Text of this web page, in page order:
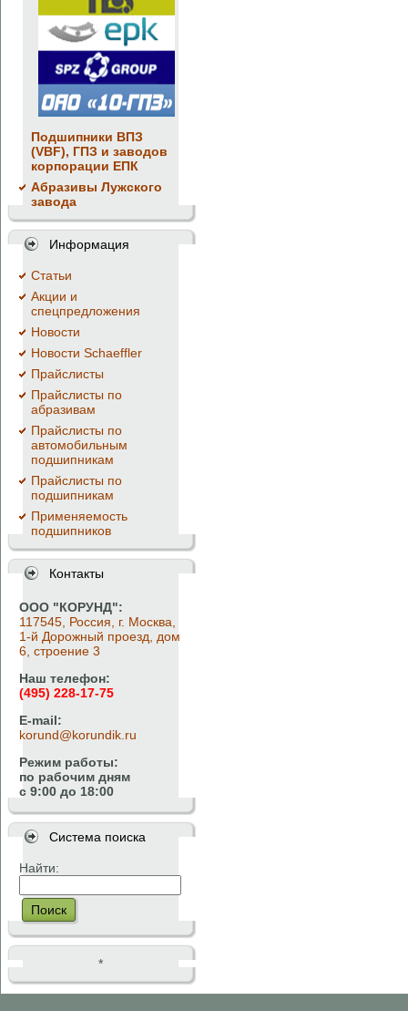
Подшипники ВПЗ
(VBF), ГПЗ и заводов
корпорации ЕПК
Абразивы Лужского
завода
Информация
Cтатьи
Акции и
спецпредложения
Новости
Новости Schaeffler
Прайслисты
Прайслисты по
абразивам
Прайслисты по
автомобильным
подшипникам
Прайслисты по
подшипникам
Применяемость
подшипников
Контакты
ООО "КОРУНД":
117545, Россия, г. Москва,
1-й Дорожный проезд, дом
6, строение 3
Наш телефон:
(495) 228-17-75
E-mail:
korund@korundik.ru
Режим работы:
по рабочим дням
с 9:00 до 18:00
Система поиска
Найти:
Поиск
*